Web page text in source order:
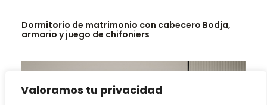
Valoramos tu privacidad
Dormitorio de matrimonio con cabecero Bodja,
armario y juego de chifoniers